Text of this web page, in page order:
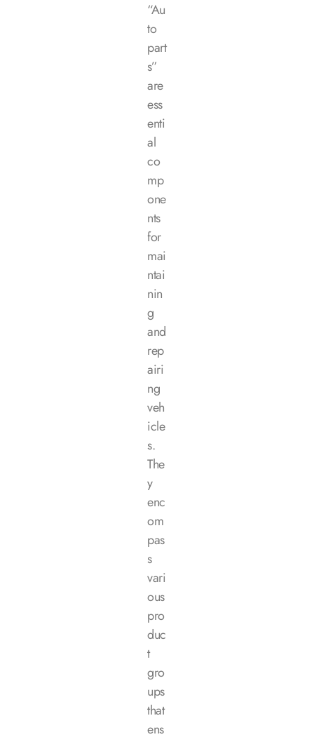
“Au
to
part
s”
are
ess
enti
al
co
mp
one
nts
for
mai
ntai
nin
g
and
rep
airi
ng
veh
icle
s.
The
y
enc
om
pas
s
vari
ous
pro
duc
t
gro
ups
that
ens